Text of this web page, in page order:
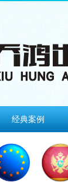
经典案例